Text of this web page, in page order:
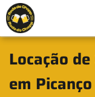
Locação
em